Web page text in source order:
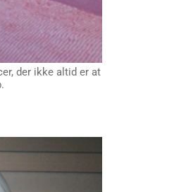
der ikke altid er at